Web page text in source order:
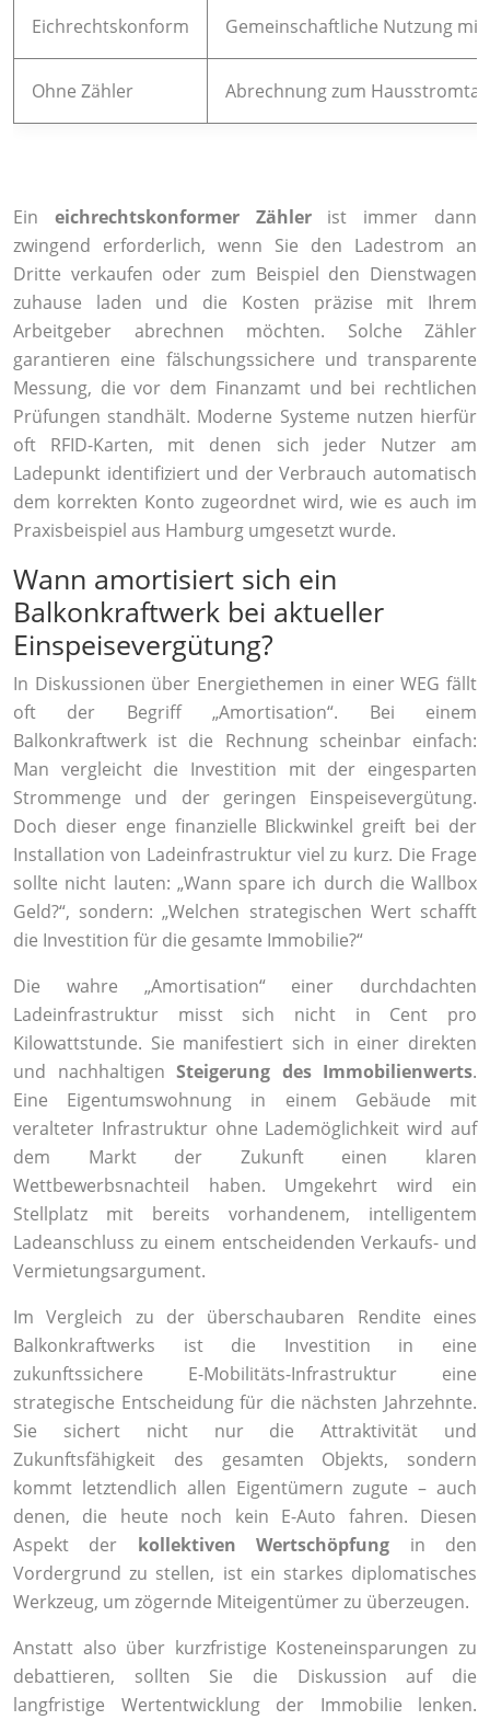
Eichrechtskonform Gemeinschaftliche Nutzung
Ohne Zähler Abrechnung zum
Ein eichrechtskonformer Zählerist immer dann
zwingend erforderlich, wenn Sie den Ladestrom an
Dritte verkaufen oder zum Beispiel den Dienstwagen
zuhause laden und die Kosten präzise mit Ihrem
Arbeitgeber abrechnen möchten. Solche Zähler
garantieren eine fälschungssichere und transparente
Messung, die vor dem Finanzamt und bei rechtlichen
Prüfungen standhält. Moderne Systeme nutzen hierfür
oft RFID-Karten, mit denen sich jeder Nutzer am
Ladepunkt identifiziert und der Verbrauch automatisch
dem korrekten Konto zugeordnet wird, wie es auch im
Praxisbeispiel aus Hamburg umgesetzt wurde.
Wann amortisiert sich ein
Balkonkraftwerk bei aktueller
Einspeisevergütung?
In Diskussionen über Energiethemen in einer WEG fällt
oft der Begriff „Amortisation“. Bei einem
Balkonkraftwerk ist die Rechnung scheinbar einfach:
Man vergleicht die Investition mit der eingesparten
Strommenge und der geringen Einspeisevergütung.
Doch dieser enge finanzielle Blickwinkel greift bei der
Installation von Ladeinfrastruktur viel zu kurz. Die Frage
sollte nicht lauten: „Wann spare ich durch die Wallbox
Geld?“, sondern: „Welchen strategischen Wert schafft
die Investition für die gesamte Immobilie?“
Die wahre „Amortisation“ einer durchdachten
Ladeinfrastruktur misst sich nicht in Cent pro
Kilowattstunde. Sie manifestiert sich in einer direkten
und nachhaltigen Steigerung des Immobilienwerts.
Eine Eigentumswohnung in einem Gebäude mit
veralteter Infrastruktur ohne Lademöglichkeit wird auf
dem Markt der Zukunft einen klaren
Wettbewerbsnachteil haben. Umgekehrt wird ein
Stellplatz mit bereits vorhandenem, intelligentem
Ladeanschluss zu einem entscheidenden Verkaufs- und
Vermietungsargument.
Im Vergleich zu der überschaubaren Rendite eines
Balkonkraftwerks ist die Investition in eine
zukunftssichere E-Mobilitäts-Infrastruktur eine
strategische Entscheidung für die nächsten Jahrzehnte.
Sie sichert nicht nur die Attraktivität und
Zukunftsfähigkeit des gesamten Objekts, sondern
kommt letztendlich allen Eigentümern zugute – auch
denen, die heute noch kein E-Auto fahren. Diesen
Aspekt der kollektiven Wertschöpfung in den
Vordergrund zu stellen, ist ein starkes diplomatisches
Werkzeug, um zögernde Miteigentümer zu überzeugen.
Anstatt also über kurzfristige Kosteneinsparungen zu
debattieren, sollten Sie die Diskussion auf die
langfristige Wertentwicklung der Immobilie lenken.